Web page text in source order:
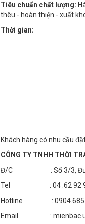
Tiêu chuẩn chất lượng:
thêu - hoàn thiện - xuất
Thời gian:
Khách hàng có nhu cầu
CÔNG TY TNHH THỜI
Đ/C : Số 3/3, Đường
Tel : 04 .62 92
Hotline :
Email :